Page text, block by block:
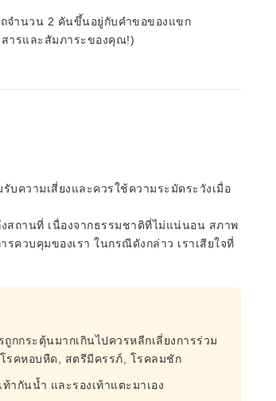
จำนวน 2 คันขึ้นอยู่กับคำขอของแขก
ารและสัมภาระของคุณ!)
บความเสี่ยงและควรใช้ความระมัดระวังเมื่อ
สถานที่ เนื่องจากธรรมชาติที่ไม่แน่นอน สภาพ
ควบคุมของเรา ในกรณีดังกล่าว เราเสียใจที่
กกระตุ้นมากเกินไปควรหลีกเลี่ยงการร่วม
รคหอบหืด, สตรีมีครรภ์, โรคลมชัก
ากันน้ำ และรองเท้าแตะมาเอง